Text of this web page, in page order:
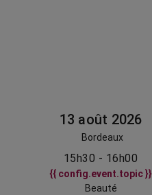
13 août 2026
Bordeaux
15h30 - 16h00
{{ config.event.topic }}
Beauté